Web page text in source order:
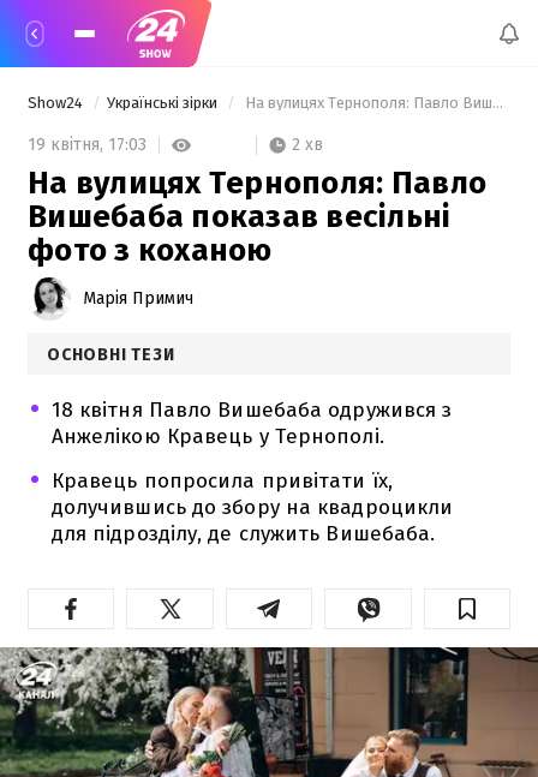
Show24 Українські зірки На вулицях Тернополя: Павло Вишебаба показав весільні фото з коханою
19 квітня, 17:03 2 хв
На вулицях Тернополя: Павло
Вишебаба показав весільні
фото з коханою
Марія Примич
ОСНОВНІ ТЕЗИ
18 квітня Павло Вишебаба одружився з
Анжелікою Кравець у Тернополі.
Кравець попросила привітати їх,
долучившись до збору на квадроцикли
для підрозділу, де служить Вишебаба.